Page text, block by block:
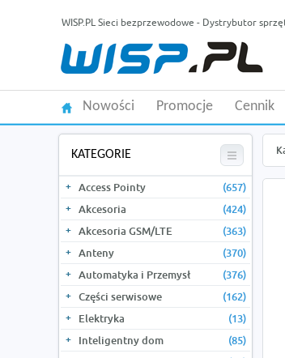
WISP.PL Sieci bezprzewodowe - Dystrybutor
Nowości Promocje Cennik
KATEGORIE
Access Pointy
(657)
Akcesoria
(424)
Akcesoria GSM/LTE
(363)
Anteny
(370)
Automatyka i Przemysł
(376)
Części serwisowe
(162)
Elektryka
(13)
Inteligentny dom
(85)